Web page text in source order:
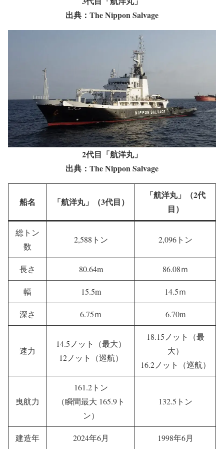
3代目「航洋丸」
出典：The Nippon Salvage
2代目「航洋丸」
出典：The Nippon Salvage
船名 「航洋丸」（3代目）
総トン
数
86.08ｍ
15.5m 14.5ｍ
6.75ｍ
14.5ノット（最大）
12ノット（巡航）
18.15ノット（最
16.2ノット（巡航）